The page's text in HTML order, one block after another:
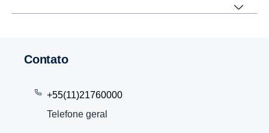
Contato
+55(11)21760000
Telefone geral